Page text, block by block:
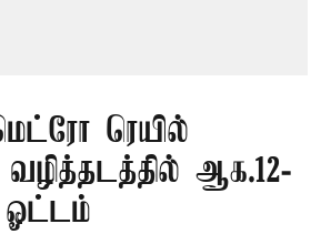
ரெயில்
ஆக.12-